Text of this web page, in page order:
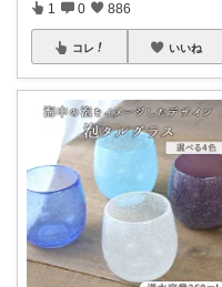
1 0 886
コレ いいね